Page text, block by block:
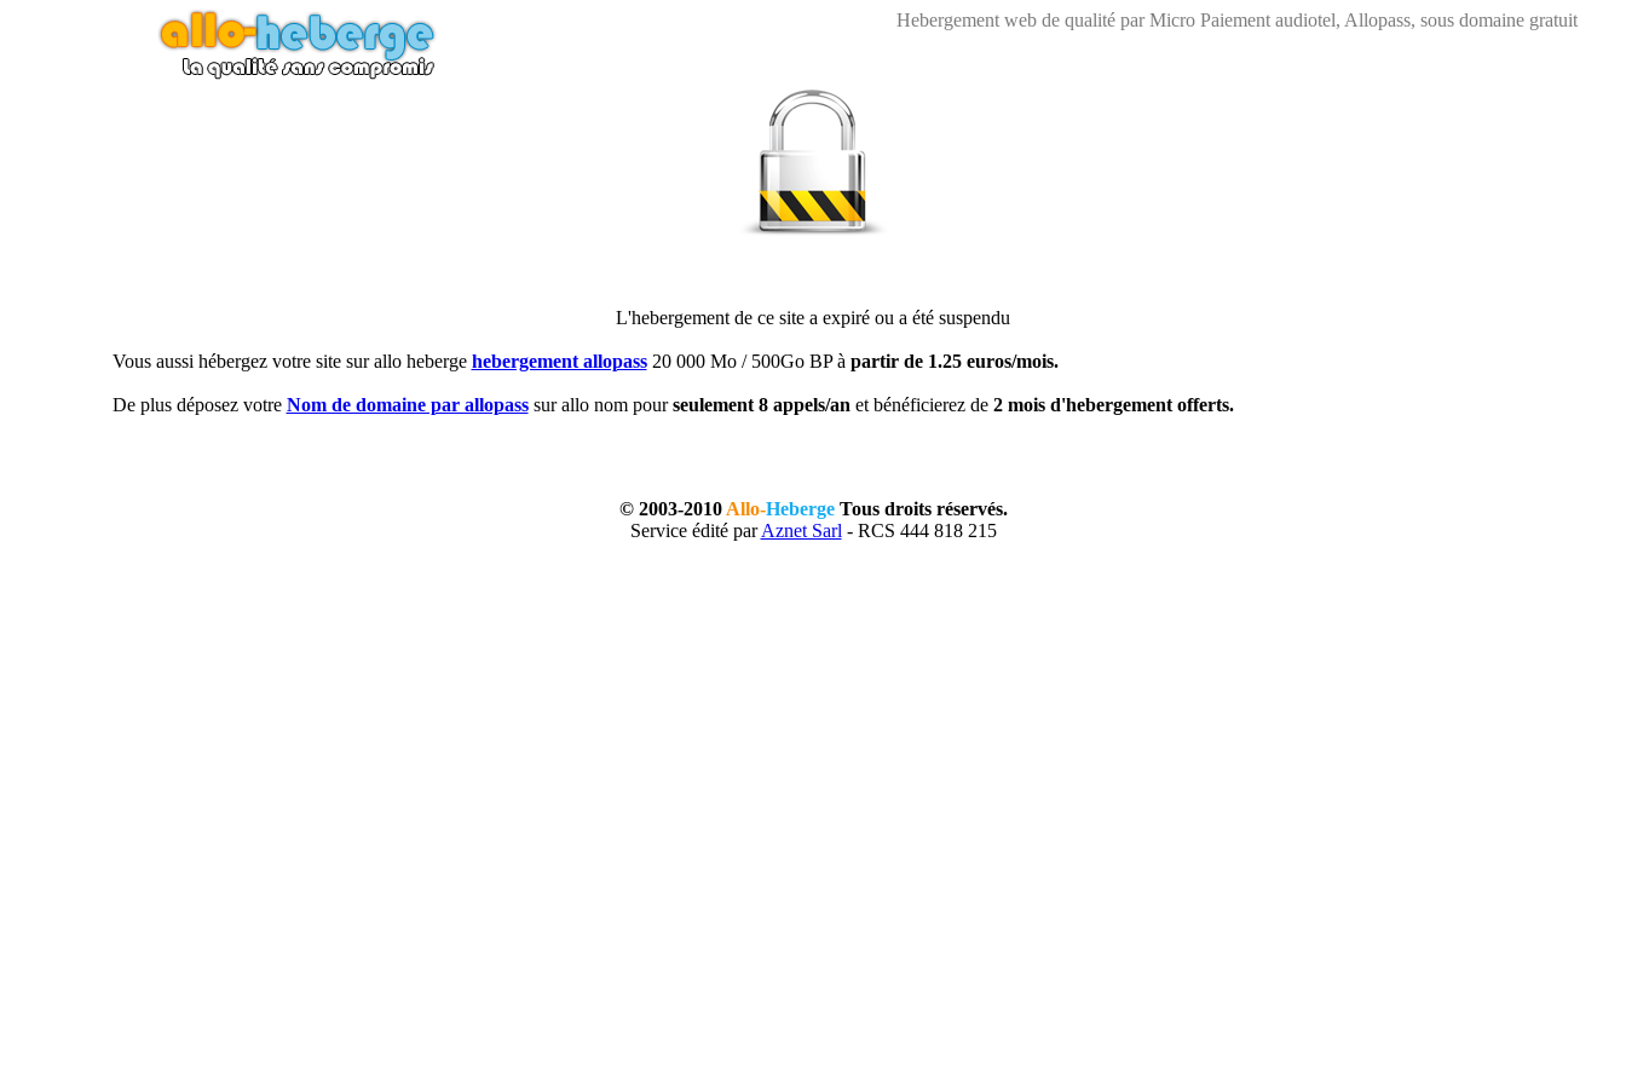
Hebergement web de qualité par Micro Paiement audiotel, Allopass, sous domaine gratuit
L'hebergement de ce site a expiré ou a été suspendu
Vous aussi hébergez votre site sur allo heberge hebergement allopass20 000 Mo / 500Go BP à partir de 1.25 euros/mois.
De plus déposez votre Nom de domaine par allopasssur allo nom pourseulement 8 appels/an et bénéficierez de 2 mois d'hebergement offerts.
© 2003-2010 Allo-HebergeTous droits réservés.
Service édité parAznet Sarl - RCS 444 818 215